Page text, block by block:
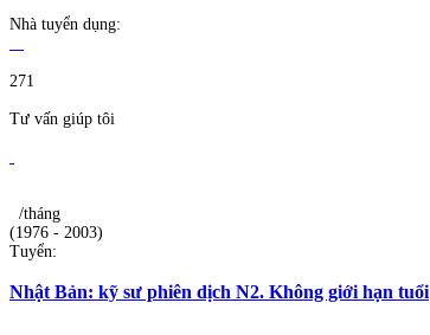
Nhà tuyển dụng:
271
Tư vấn giúp tôi
/tháng
(1976 - 2003)
Tuyển:
Nhật Bản: kỹ sư phiên dịch N2. Không giới hạn tuổi